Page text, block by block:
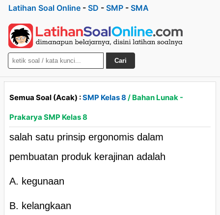
Latihan Soal Online - SD - SMP - SMA
Cari
Semua Soal (Acak) :SMP Kelas 8 / Bahan Lunak -
Prakarya SMP Kelas 8
salah satu prinsip ergonomis dalam
pembuatan produk kerajinan adalah
A. kegunaan
B. kelangkaan